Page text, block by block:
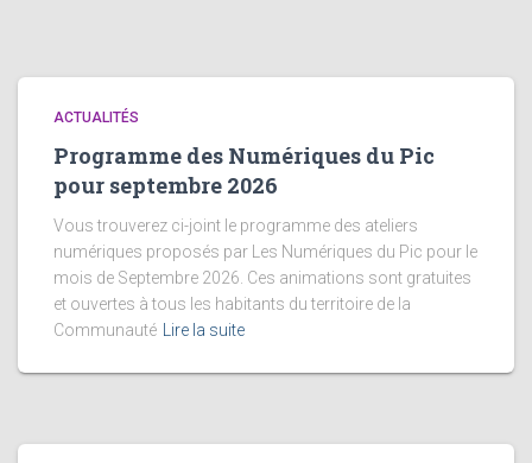
ACTUALITÉS
Programme des Numériques du Pic
pour septembre 2026
Vous trouverez ci-joint le programme des ateliers
numériques proposés par Les Numériques du Pic pour le
mois de Septembre 2026. Ces animations sont gratuites
et ouvertes à tous les habitants du territoire de la
Communauté
Lire la suite